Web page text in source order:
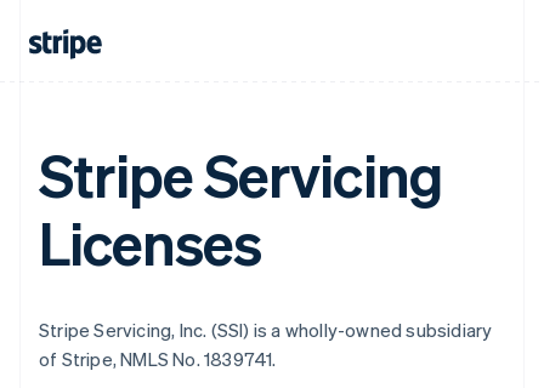
Stripe Servicing
Licenses
Stripe Servicing, Inc. (SSI) is a wholly-owned subsidiary
of Stripe, NMLS No. 1839741.